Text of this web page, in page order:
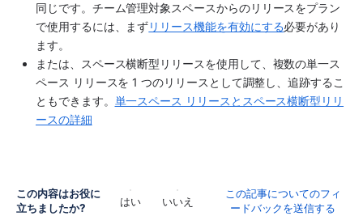
同じです。チーム管理対象 スペースからのリリースをプラン
で使用するには、まずリリース機能を有効にする必要があり
ます。
または、
スペース横断型リリースを使用して、複数の単一ス
ペース リリースを 1 つのリリースとして調整し、追跡するこ
ともできます。 単一スペース リリースとスペース横断型リリ
ースの詳細
この内容はお役に
立ちましたか?
はい いいえ
この記事についてのフィ
ードバックを送信する